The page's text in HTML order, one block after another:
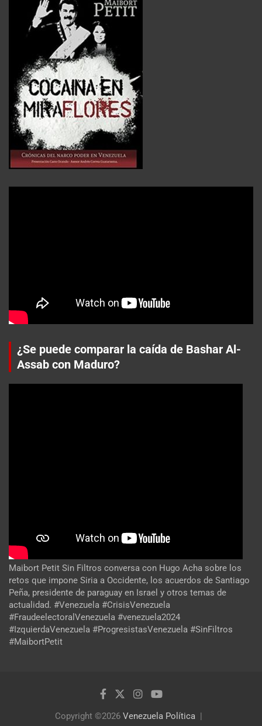
¿Se puede comparar la caída de Bashar Al-
Assab con Maduro?
Maibort Petit Sin Filtros conversa con Hugo Acha sobre los
retos que impone Siria a Occidente, los acuerdos de Santiago
Peña, presidente de paraguay en Israel y otros temas de
actualidad. #Venezuela #CrisisVenezuela
#FraudeelectoralVenezuela #venezuela2024
#IzquierdaVenezuela #ProgresistasVenezuela #SinFiltros
#MaibortPetit
Copyright ©2026 Venezuela Política